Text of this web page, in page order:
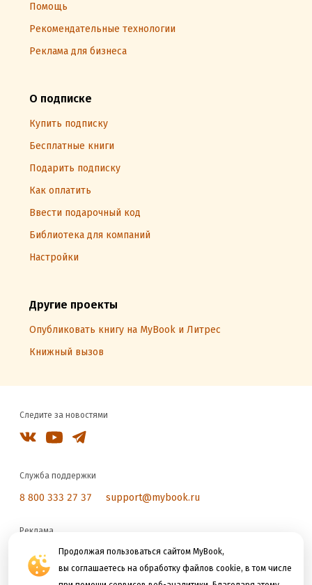
Продолжая пользоваться сайтом MyBook,
вы соглашаетесь на обработку файлов cookie, в том числе
Помощь
Рекомендательные технологии
Реклама для бизнеса
О подписке
Купить подписку
Бесплатные книги
Подарить подписку
Как оплатить
Ввести подарочный код
Библиотека для компаний
Настройки
Другие проекты
Опубликовать книгу на MyBook и Литрес
Книжный вызов
Следите за новостями
Служба поддержки
8 800 333 27 37 support@mybook.ru
Реклама
reklama@litres.ru